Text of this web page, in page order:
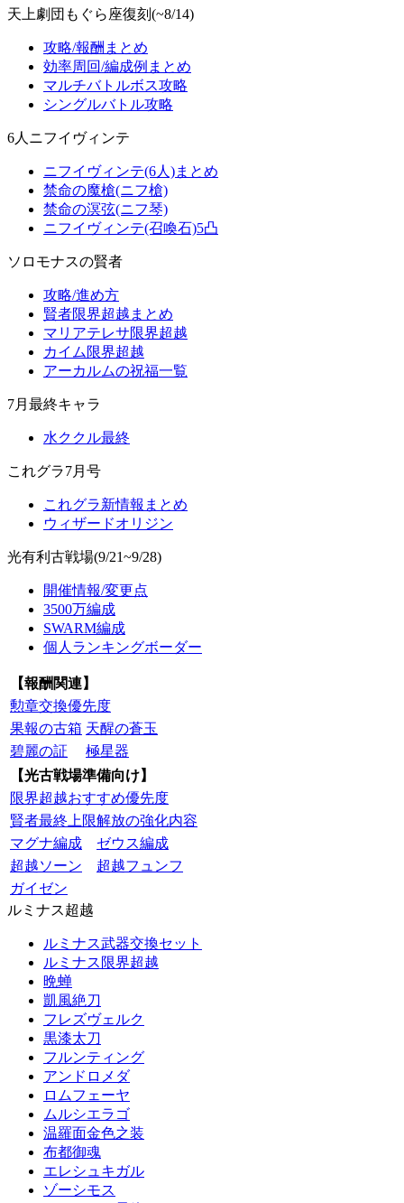
天上劇団もぐら座復刻(~8/14)
攻略/報酬まとめ
効率周回/編成例まとめ
マルチバトルボス攻略
シングルバトル攻略
6人ニフイヴィンテ
ニフイヴィンテ(6人)まとめ
禁命の魔槍(ニフ槍)
禁命の溟弦(ニフ琴)
ニフイヴィンテ(召喚石)5凸
ソロモナスの賢者
攻略/進め方
賢者限界超越まとめ
マリアテレサ限界超越
カイム限界超越
アーカルムの祝福一覧
7月最終キャラ
水ククル最終
これグラ7月号
これグラ新情報まとめ
ウィザードオリジン
光有利古戦場(9/21~9/28)
開催情報/変更点
3500万編成
SWARM編成
個人ランキングボーダー
【報酬関連】
勲章交換優先度
果報の古箱 天醒の蒼玉
碧麗の証
極星器
【光古戦場準備向け】
限界超越おすすめ優先度
賢者最終上限解放の強化内容
マグナ編成
ゼウス編成
超越ソーン
超越フュンフ
ガイゼン
ルミナス超越
ルミナス武器交換セット
ルミナス限界超越
晩蝉
凱風絶刀
フレズヴェルク
黒漆太刀
フルンティング
アンドロメダ
ロムフェーヤ
ムルシエラゴ
温羅面金色之装
布都御魂
エレシュキガル
ゾーシモス